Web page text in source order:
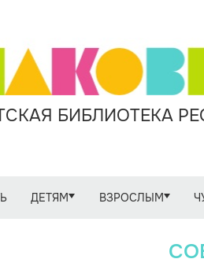
БИБЛИОТЕКА
ДЕТЯМ ВЗРОСЛЫМ